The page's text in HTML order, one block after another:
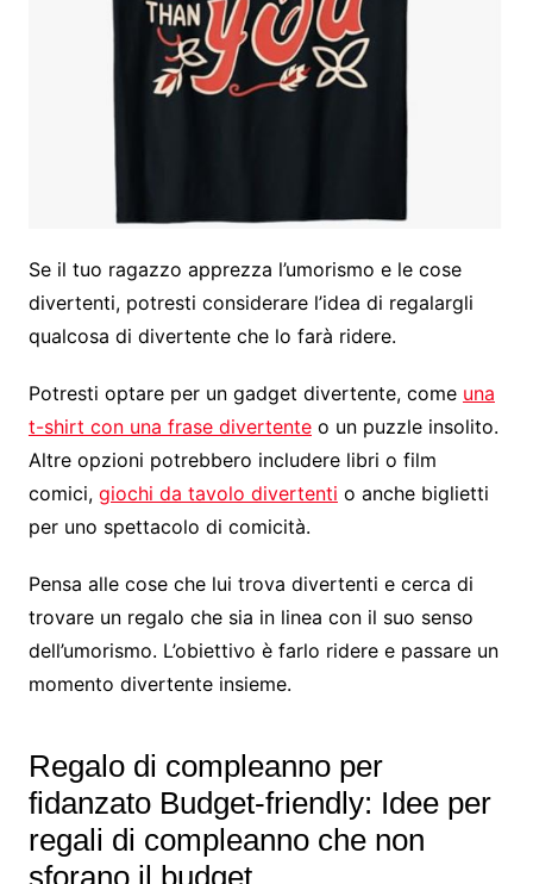
Se il tuo ragazzo apprezza l’umorismo e le cose
divertenti, potresti considerare l’idea di regalargli
qualcosa di divertente che lo farà ridere.
Potresti optare per un gadget divertente, come una
t-shirt con una frase divertenteo un puzzle insolito.
Altre opzioni potrebbero includere libri o film
comici, giochi da tavolo divertenti o anche biglietti
per uno spettacolo di comicità.
Pensa alle cose che lui trova divertenti e cerca di
trovare un regalo che sia in linea con il suo senso
dell’umorismo. L’obiettivo è farlo ridere e passare un
momento divertente insieme.
Regalo di compleanno per
fidanzato Budget-friendly: Idee per
regali di compleanno che non